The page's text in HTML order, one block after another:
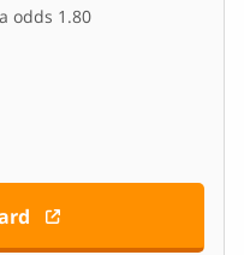
odds 1.80